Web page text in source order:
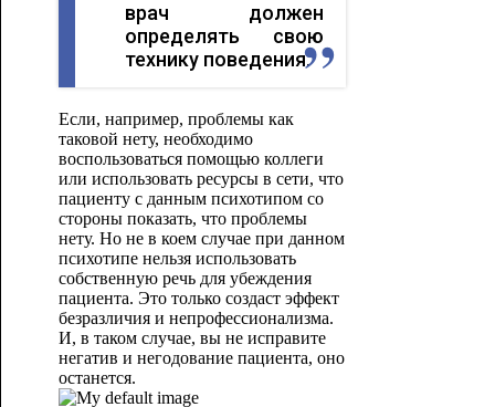
врач должен
определять свою
технику поведения.
Если, например, проблемы как
таковой нету, необходимо
воспользоваться помощью коллеги
или использовать ресурсы в сети, что
пациенту с данным психотипом со
стороны показать, что проблемы
нету. Но не в коем случае при данном
психотипе нельзя использовать
собственную речь для убеждения
пациента. Это только создаст эффект
безразличия и непрофессионализма.
И, в таком случае, вы не исправите
негатив и негодование пациента, оно
останется.